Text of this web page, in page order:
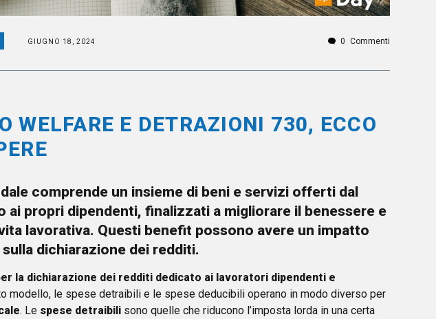
GIUGNO 18, 2024 0 Commenti
WELFARE E DETRAZIONI 730, ECCO
comprende un insieme di beni e servizi offerti dal
ai propri dipendenti, finalizzati a migliorare il benessere e
lavorativa. Questi benefit possono avere un impatto
dichiarazione dei redditi.
la dichiarazione dei redditi dedicato ai lavoratori dipendenti e
modello, le spese detraibili e le spese deducibili operano in modo diverso per
. Le spese detraibili sono quelle che riducono l’imposta lorda in una certa